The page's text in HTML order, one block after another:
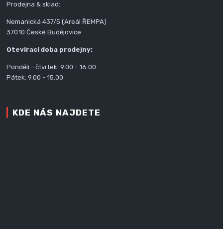
Prodejna & sklad:
Nemanická 437/5 (Areál ŘEMPA)
37010 České Budějovice
Otevírací doba prodejny:
Pondělí - čtvrtek: 9.00 - 16.00
Pátek: 9.00 - 15.00
KDE NÁS NAJDETE